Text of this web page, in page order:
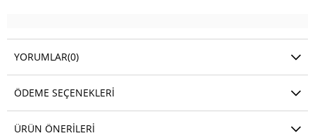
YORUMLAR(0)
ÖDEME SEÇENEKLERI
ÜRÜN ÖNERILERI